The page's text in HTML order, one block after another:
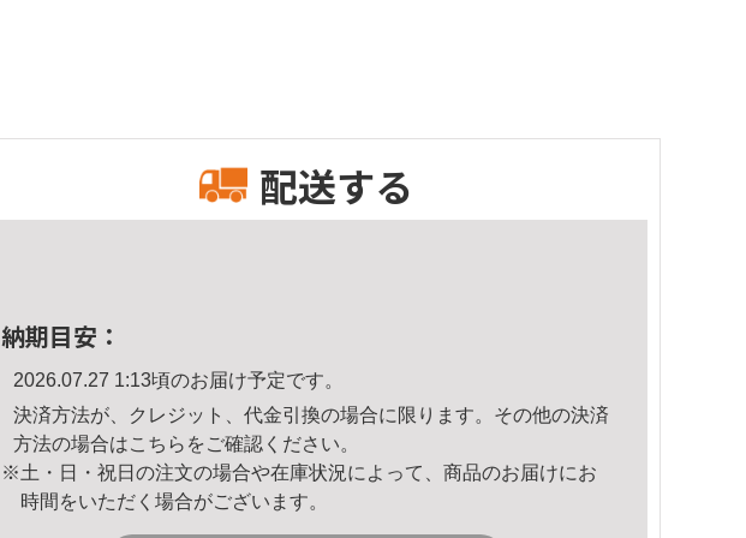
配送する
納期目安：
2026.07.27 1:13頃のお届け予定です。
決済方法が、クレジット、代金引換の場合に限ります。その他の決済
方法の場合はこちら をご確認ください。
※土・日・祝日の注文の場合や在庫状況によって、商品のお届けにお
時間をいただく場合がございます。